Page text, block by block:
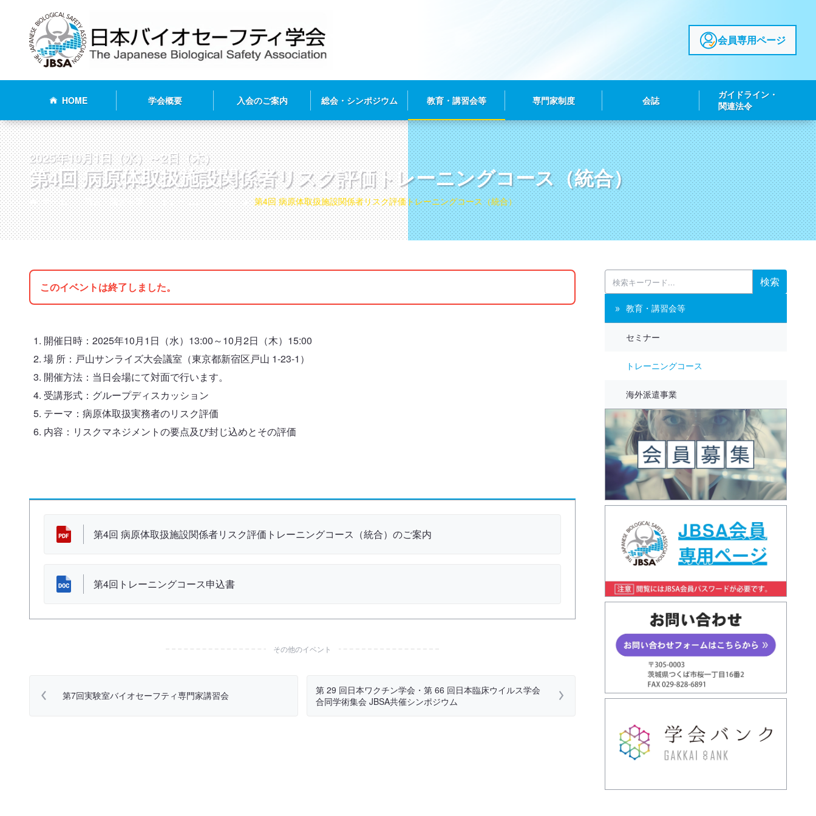
会員専用ページ
HOME 学会概要 入会のご案内 総会・シンポジウム 教育・講習会等 専門家制度 会誌
ガイドライン・
関連法令
2025年10月1日（水）～2日（木）
第4回 病原体取扱施設関係者リスク評価トレーニングコース（統合）
ホーム 教育・講習会等 トレーニングコース 第4回 病原体取扱施設関係者リスク評価トレーニングコース（統合）
このイベントは終了しました。
開催日時：2025年10月1日（水）13:00～10月2日（木）15:00
場 所：戸山サンライズ大会議室（東京都新宿区戸山 1-23-1）
開催方法：当日会場にて対面で行います。
受講形式：グループディスカッション
テーマ：病原体取扱実務者のリスク評価
内容：リスクマネジメントの要点及び封じ込めとその評価
第4回 病原体取扱施設関係者リスク評価トレーニングコース（統合）のご案内
第4回トレーニングコース申込書
その他のイベント
第7回実験室バイオセーフティ専門家講習会
第 29 回日本ワクチン学会・第 66 回日本臨床ウイルス学会
合同学術集会 JBSA共催シンポジウム
検索
教育・講習会等
セミナー
トレーニングコース
海外派遣事業